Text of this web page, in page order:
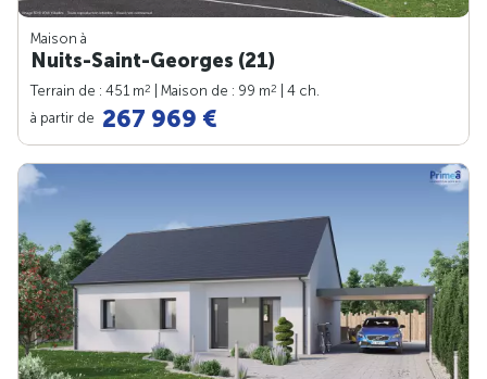
Maison à
Nuits-Saint-Georges (21)
Terrain de : 451 m2 | Maison de : 99 m2
| 4 ch.
à partir de 267 969 €